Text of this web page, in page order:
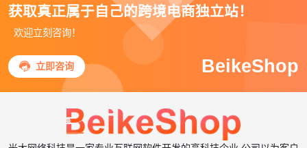
获取真正属于自己的跨境电商独立站！
欢迎立刻咨询！
 立即咨询 BeikeShop